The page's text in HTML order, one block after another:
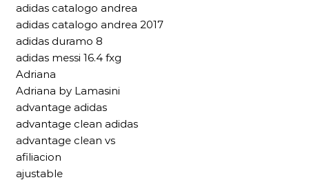
adidas catalogo andrea
adidas catalogo andrea 2017
adidas duramo 8
adidas messi 16.4 fxg
Adriana
Adriana by Lamasini
advantage adidas
advantage clean adidas
advantage clean vs
afiliacion
ajustable